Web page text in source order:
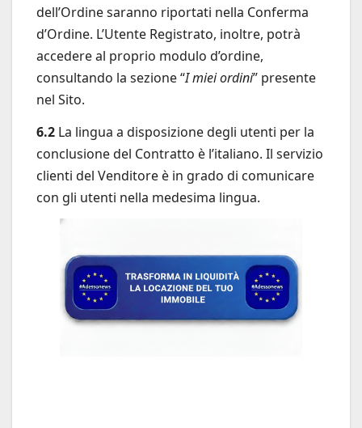
dell’Ordine saranno riportati nella Conferma
d’Ordine. L’Utente Registrato, inoltre, potrà
accedere al proprio modulo d’ordine,
consultando la sezione “I miei ordini” presente
nel Sito.
6.2 La lingua a disposizione degli utenti per la
conclusione del Contratto è l’italiano. Il servizio
clienti del Venditore è in grado di comunicare
con gli utenti nella medesima lingua.